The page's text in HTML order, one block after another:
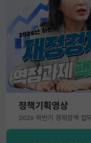
정책기획영상
2026 하반기 경제정책 업